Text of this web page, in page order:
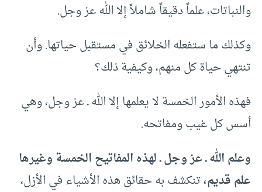
والنباتات، علماً دقيقاً شاملاً إلا الله عز وجل.
وكذلك ما ستفعله الخلائق في مستقبل حياتها. وأن
تنتهي حياة كل منهم، وكيفية ذلك؟
فهذه الأمور الخمسة لا يعلمها إلا الله ـ عز وجل، وهي
أسس كل غيب ومفاتحه.
وعلم الله ـ عز وجل ـ لهذه المفاتيح الخمسة وغيرها
علم قديم،تنكشف به حقائق هذه الأشياء في الأزل،